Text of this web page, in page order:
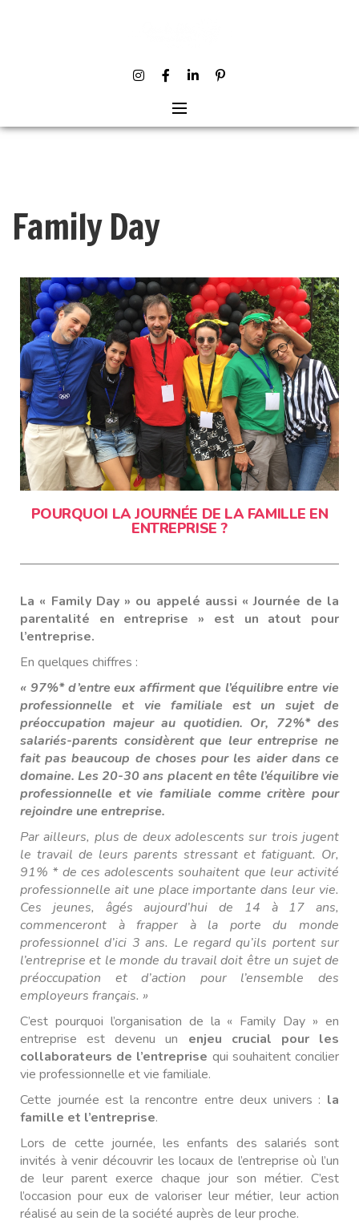
Family Day
POURQUOI LA JOURNÉE DE LA FAMILLE EN
ENTREPRISE ?
La « Family Day » ou appelé aussi « Journée de la
parentalité en entreprise » est un atout pour
l’entreprise.
En quelques chiffres :
« 97%* d’entre eux affirment que l’équilibre entre vie
professionnelle et vie familiale est un sujet de
préoccupation majeur au quotidien. Or, 72%* des
salariés-parents considèrent que leur entreprise ne
fait pas beaucoup de choses pour les aider dans ce
domaine. Les 20-30 ans placent en tête l’équilibre vie
professionnelle et vie familiale comme critère pour
rejoindre une entreprise.
Par ailleurs, plus de deux adolescents sur trois jugent
le travail de leurs parents stressant et fatiguant. Or,
91% * de ces adolescents souhaitent que leur activité
professionnelle ait une place importante dans leur vie.
Ces jeunes, âgés aujourd’hui de 14 à 17 ans,
commenceront à frapper à la porte du monde
professionnel d’ici 3 ans. Le regard qu’ils portent sur
l’entreprise et le monde du travail doit être un sujet de
préoccupation et d’action pour l’ensemble des
employeurs français. »
C’est pourquoi l’organisation de la « Family Day » en
entreprise est devenu un enjeu crucial pour les
collaborateurs de l’entreprise qui souhaitent concilier
vie professionnelle et vie familiale.
Cette journée est la rencontre entre deux univers : la
famille et l’entreprise.
Lors de cette journée, les enfants des salariés sont
invités à venir découvrir les locaux de l’entreprise où l’un
de leur parent exerce chaque jour son métier. C’est
l’occasion pour eux de valoriser leur métier, leur action
réalisé au sein de la société auprès de leur proche.